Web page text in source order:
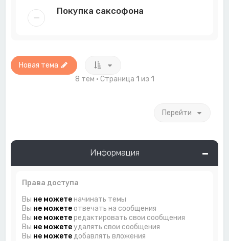
Покупка саксофона
Новая тема
8 тем • Страница 1 из 1
Перейти
Информация
Права доступа
Вы не можетеначинать темы
Вы не можетеотвечать на сообщения
Вы не можетередактировать свои сообщения
Вы не можетеудалять свои сообщения
Вы не можетедобавлять вложения